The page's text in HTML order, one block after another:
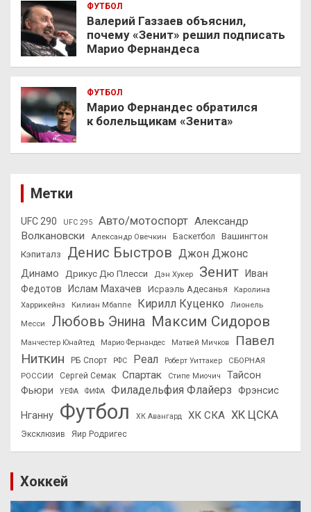
ФУТБОЛ
Валерий Газзаев объяснил,
почему «Зенит» решил подписать
Марио Фернандеса
ФУТБОЛ
Марио Фернандес обратился
к болельщикам «Зенита»
Метки
UFC 290 UFC 295 Авто/мотоспорт Александр
Волкановски
Александр Овечкин Баскетбол
Вашингтон
Кэпиталз
Денис Быстров Джон Джонс
Динамо Дрикус Дю Плесси Дэн Хукер Зенит
Иван
Федотов
Ислам Махачев Исраэль Адесанья
Каролина
Харрикейнз
Килиан Мбаппе Кирилл Куценко
Лионель
Месси
Любовь Энина Максим Сидоров
Манчестер Юнайтед Марио Фернандес Матвей Мичков
Павел
Ниткин
РБ Спорт РФС Реал Роберт Уиттакер
СБОРНАЯ
РОССИИ
Сергей Семак Спартак Стипе Миочич
Тайсон
Фьюри
УЕФА ФИФА Филадельфия Флайерз Фрэнсис
Нганну Футбол ХК Авангард ХК СКА ХК ЦСКА
Эксклюзив Яир Родригес
Хоккей